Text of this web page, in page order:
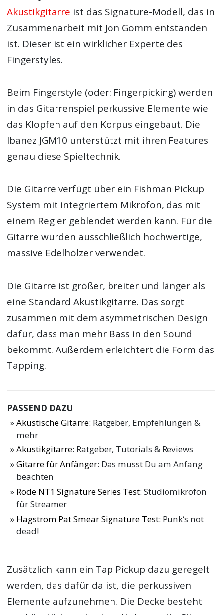
Akustikgitarre ist das Signature-Modell, das in
Zusammenarbeit mit Jon Gomm entstanden
ist. Dieser ist ein wirklicher Experte des
Fingerstyles.
Beim Fingerstyle (oder: Fingerpicking) werden
in das Gitarrenspiel perkussive Elemente wie
das Klopfen auf den Korpus eingebaut. Die
Ibanez JGM10 unterstützt mit ihren Features
genau diese Spieltechnik.
Die Gitarre verfügt über ein Fishman Pickup
System mit integriertem Mikrofon, das mit
einem Regler geblendet werden kann. Für die
Gitarre wurden ausschließlich hochwertige,
massive Edelhölzer verwendet.
Die Gitarre ist größer, breiter und länger als
eine Standard Akustikgitarre. Das sorgt
zusammen mit dem asymmetrischen Design
dafür, dass man mehr Bass in den Sound
bekommt. Außerdem erleichtert die Form das
Tapping.
PASSEND DAZU
Akustische Gitarre: Ratgeber, Empfehlungen &
mehr
Akustikgitarre: Ratgeber, Tutorials & Reviews
Gitarre für Anfänger: Das musst Du am Anfang
beachten
Rode NT1 Signature Series Test: Studiomikrofon
für Streamer
Hagstrom Pat Smear Signature Test: Punk‘s not
dead!
Zusätzlich kann ein Tap Pickup dazu geregelt
werden, das dafür da ist, die perkussiven
Elemente aufzunehmen. Die Decke besteht